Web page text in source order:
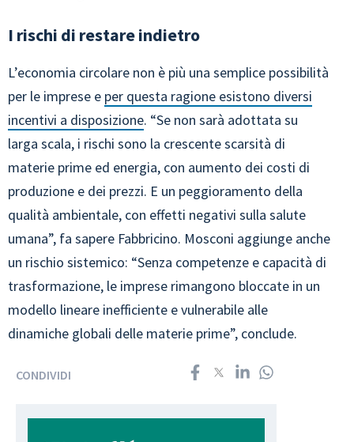
I rischi di restare indietro
L’economia circolare non è più una semplice possibilità
per le imprese e per questa ragione esistono diversi
incentivi a disposizione. “Se non sarà adottata su
larga scala, i rischi sono la crescente scarsità di
materie prime ed energia, con aumento dei costi di
produzione e dei prezzi. E un peggioramento della
qualità ambientale, con effetti negativi sulla salute
umana”, fa sapere Fabbricino. Mosconi aggiunge anche
un rischio sistemico: “Senza competenze e capacità di
trasformazione, le imprese rimangono bloccate in un
modello lineare inefficiente e vulnerabile alle
dinamiche globali delle materie prime”, conclude.
CONDIVIDI